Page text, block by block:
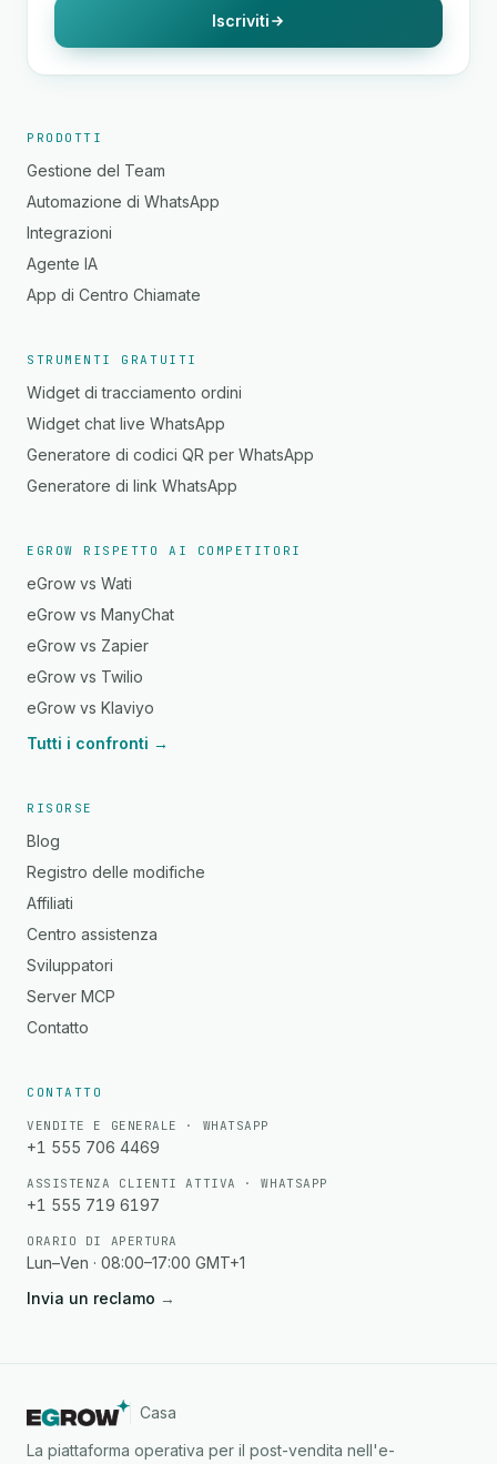
Iscriviti
PRODOTTI
Gestione del Team
Automazione di WhatsApp
Integrazioni
Agente IA
App di Centro Chiamate
STRUMENTI GRATUITI
Widget di tracciamento ordini
Widget chat live WhatsApp
Generatore di codici QR per WhatsApp
Generatore di link WhatsApp
EGROW RISPETTO AI COMPETITORI
eGrow vs Wati
eGrow vs ManyChat
eGrow vs Zapier
eGrow vs Twilio
eGrow vs Klaviyo
Tutti i confronti →
RISORSE
Blog
Registro delle modifiche
Affiliati
Centro assistenza
Sviluppatori
Server MCP
Contatto
CONTATTO
VENDITE E GENERALE · WHATSAPP
+1 555 706 4469
ASSISTENZA CLIENTI ATTIVA · WHATSAPP
+1 555 719 6197
ORARIO DI APERTURA
Lun–Ven · 08:00–17:00 GMT+1
Invia un reclamo →
Casa
La piattaforma operativa per il post-vendita nell'e-